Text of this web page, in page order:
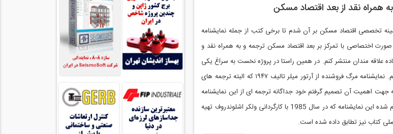
همراه نقد از بعد اقتصاد مسکن
تخصصی اقتصاد مسکن بر آن شدم تا برخی کتب از جمله نمایشنامه
اختصاصی با تمرکز بر بعد اقتصاد مسکن ترجمه و به همراه نقد و
علاقه مندان منتشر کنم. در همین راستا در پروژه نخست به سراغ یکی
از آثار کلاسیک و برجسته تئاتر قرن بیستم رفتم. نمایشنامه مرگ فروشنده از آرتور میلر تالیف ۱۹۴۷ که البته ترجمه های
جهت اهمیت آن تصمیم گرفتم خود جداگانه ترجمه ای از این نمایشنامه
داشته باشم. البته این ترجمه از روی نسخه فیلم شده این نمایشنامه که در سال 1985 با کارگردانی ولکر اشلوندروف تهیه
کتاب نیز تطابق داده شده است.